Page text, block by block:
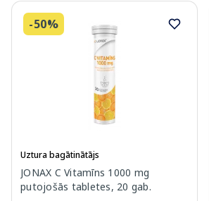
-50%
Uztura bagātinātājs
JONAX C Vitamīns 1000 mg
putojošās tabletes, 20 gab.